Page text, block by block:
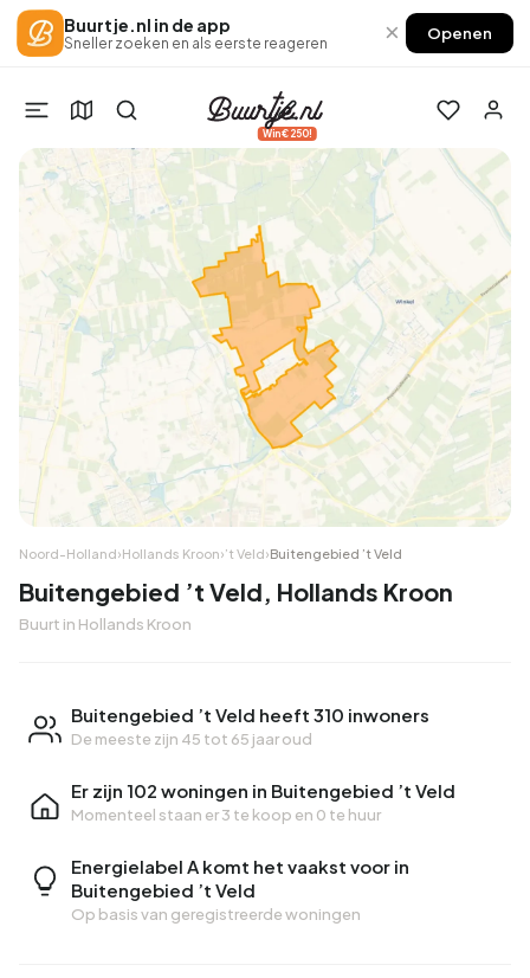
Buurtje.nl in de app
Sneller zoeken en als eerste reageren × Openen
Win €250!
Noord-Holland›Hollands Kroon›’t Veld›Buitengebied ’t Veld
Buitengebied ’t Veld, Hollands Kroon
Buurt in Hollands Kroon
Buitengebied ’t Veld heeft 310 inwoners
De meeste zijn 45 tot 65 jaar oud
Er zijn 102 woningen in Buitengebied ’t Veld
Momenteel staan er3 te koop en 0 te huur
Energielabel A komt het vaakst voor in
Buitengebied ’t Veld
Op basis van geregistreerde woningen